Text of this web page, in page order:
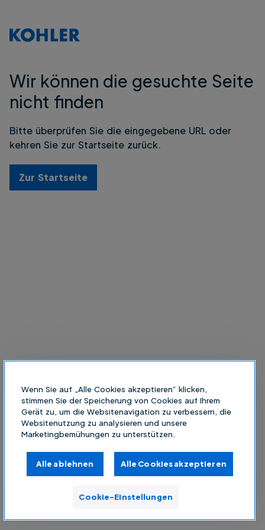
Wir können die gesuchte Seite
nicht finden
Bitte überprüfen Sie die eingegebene URL oder
kehren Sie zur Startseite zurück.
Zur Startseite
Wenn Sie auf „Alle Cookies akzeptieren“ klicken,
stimmen Sie der Speicherung von Cookies auf Ihrem
Gerät zu, um die Websitenavigation zu verbessern, die
Websitenutzung zu analysieren und unsere
Marketingbemühungen zu unterstützen.
Alle ablehnen Alle Cookies akzeptieren
Cookie-Einstellungen